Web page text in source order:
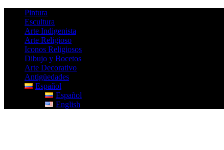
Pintura
Escultura
Arte Indigenista
Arte Religioso
Iconos Religiosos
Dibujo y Bocetos
Arte Decorativo
Antigüedades
Español
Español
English